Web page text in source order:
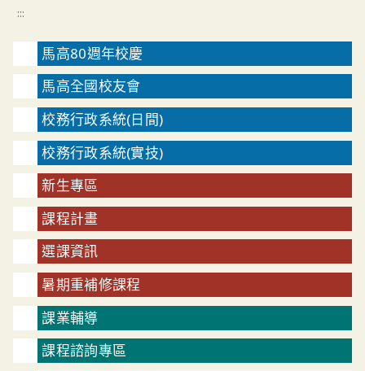
:::
馬高80週年校慶
馬高全國校友會
校務行政系統(日間)
校務行政系統(實技)
新生專區
課程計畫
選課資訊
暑期重補修課程
課業輔導
課程諮詢專區